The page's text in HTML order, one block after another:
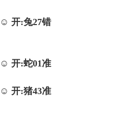
☺ 开:兔27错
☺ 开:蛇01准
☺ 开:猪43准